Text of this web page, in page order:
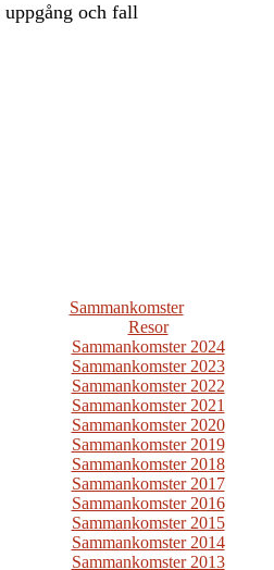
uppgång och fall
Sammankomster
Resor
Sammankomster 2024
Sammankomster 2023
Sammankomster 2022
Sammankomster 2021
Sammankomster 2020
Sammankomster 2019
Sammankomster 2018
Sammankomster 2017
Sammankomster 2016
Sammankomster 2015
Sammankomster 2014
Sammankomster 2013